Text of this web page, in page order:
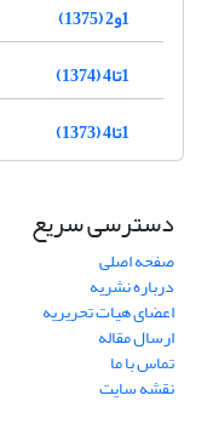
1و2 (1375)
1تا4 (1374)
1تا4 (1373)
دسترسی سریع
صفحه اصلی
درباره نشریه
اعضای هیات تحریریه
ارسال مقاله
تماس با ما
نقشه سایت